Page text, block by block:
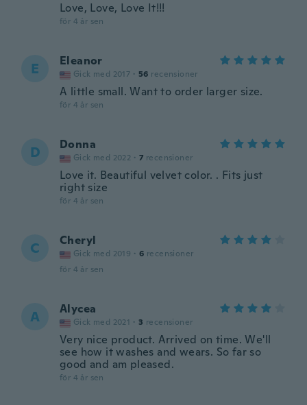
Love, Love, Love It!!!
för 4 år sen
E Eleanor
Gick med 2017 · 56 recensioner
A little small. Want to order larger size.
för 4 år sen
D Donna
Gick med 2022 · 7 recensioner
Love it. Beautiful velvet color. . Fits just
right size
för 4 år sen
C Cheryl
Gick med 2019 · 6 recensioner
för 4 år sen
A Alycea
Gick med 2021 · 3 recensioner
Very nice product. Arrived on time. We'll
see how it washes and wears. So far so
good and am pleased.
för 4 år sen